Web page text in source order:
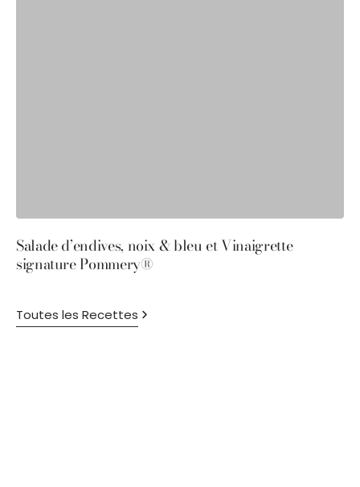
Toutes les Recettes
Salade d’endives, noix & bleu et Vinaigrette
signature Pommery®